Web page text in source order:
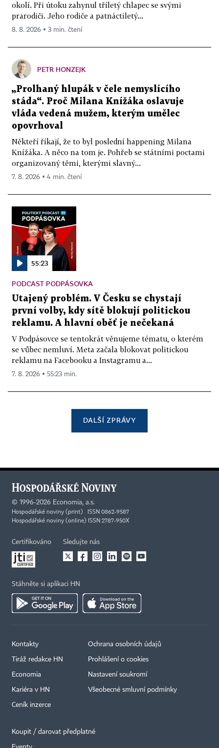
okolí. Při útoku zahynul tříletý chlapec se svými
prarodiči. Jeho rodiče a patnáctiletý...
8. 8. 2026 ▪ 3 min. čtení
PETR HONZEJK
„Prolhaný hlupák v čele nemyslícího
stáda“. Proč Milana Knížáka oslavuje
vláda vedená mužem, kterým umělec
opovrhoval
Někteří říkají, že to byl poslední happening Milana
Knížáka. A něco na tom je. Pohřeb se státními poctami
organizovaný těmi, kterými slavný...
7. 8. 2026 ▪ 4 min. čtení
55:23
PODCAST PODPÁSOVKA
Utajený problém. V Česku se chystají
první volby, kdy sítě blokují politickou
reklamu. A hlavní oběť je nečekaná
V Podpásovce se tentokrát věnujeme tématu, o kterém
se vůbec nemluví. Meta začala blokovat politickou
reklamu na Facebooku a Instagramu a...
7. 8. 2026 ▪ 55:23 min.
DALŠÍ ZPRÁVY
© 1996-2026 Economia, a.s.
Hospodářské noviny (print) ISSN 0862-9587
Hospodářské noviny (online) ISSN 2787-950X
Certifikováno Sledujte nás
Stáhněte si aplikaci HN
Kontakty
Tiráž redakce HN
Economia
Kariéra v HN
Ceník inzerce
Ochrana osobních údajů
Prohlášení o cookies
Nastavení soukromí
Všeobecné smluvní podmínky
Koupit / darovat předplatné